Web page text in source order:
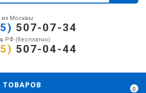
из Москвы
507-07-34
РФ (бесплатно)
507-04-44
0